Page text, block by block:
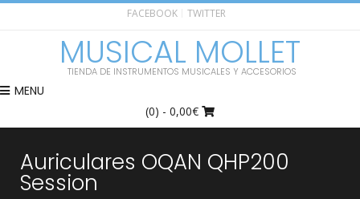
FACEBOOK TWITTER
MUSICAL MOLLET
TIENDA DE INSTRUMENTOS MUSICALES Y ACCESORIOS
MENU
(0) - 0,00€
Auriculares OQAN QHP200
Session